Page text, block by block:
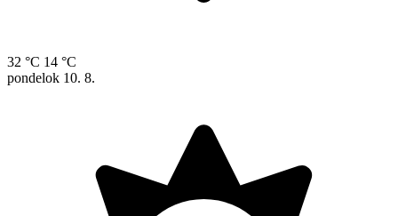
32 °C 14 °C
pondelok 10. 8.